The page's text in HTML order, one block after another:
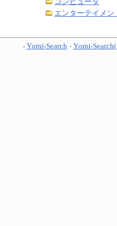
エンターテイメン
-Yomi-Search -Yomi-